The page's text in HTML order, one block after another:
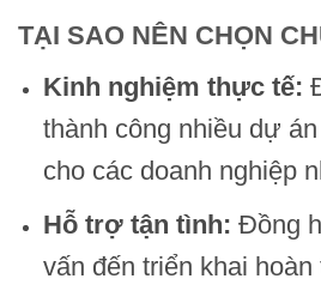
TẠI SAO NÊN CHỌN
Kinh nghiệm thực tế:
thành công nhiều dự
cho các doanh nghiệp
Hỗ trợ tận tình: Đồng
vấn đến triển khai hoàn